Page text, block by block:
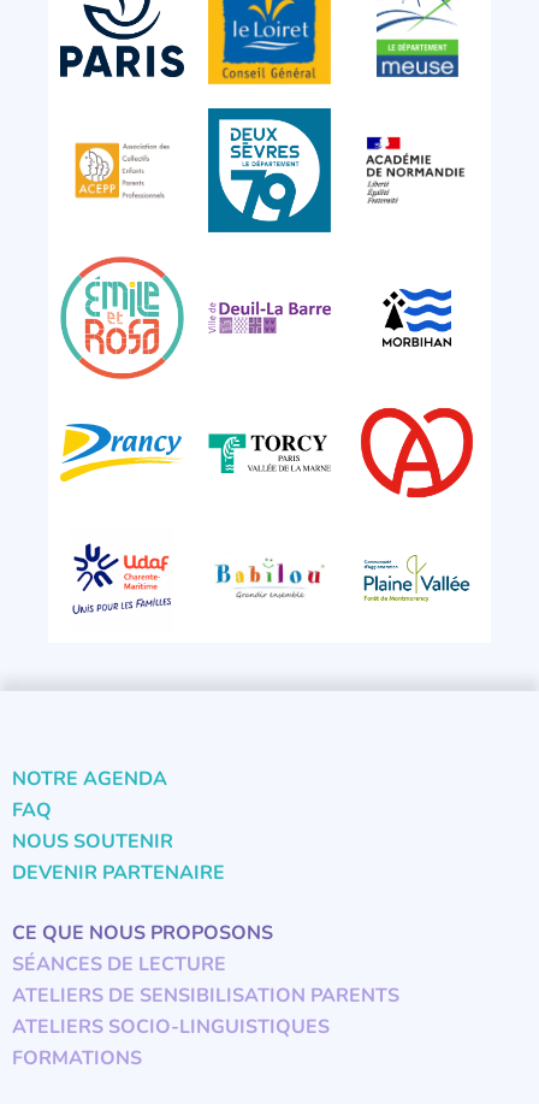
NOTRE AGENDA
FAQ
NOUS SOUTENIR
DEVENIR PARTENAIRE
CE QUE NOUS PROPOSONS
SÉANCES DE LECTURE
ATELIERS DE SENSIBILISATION PARENTS
ATELIERS SOCIO-LINGUISTIQUES
FORMATIONS